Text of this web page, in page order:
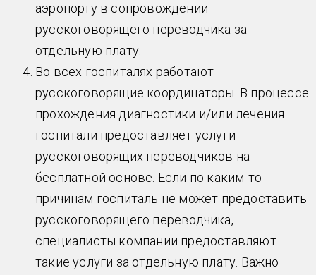
аэропорту в сопровождении
русскоговорящего переводчика за
отдельную плату.
Во всех госпиталях работают
русскоговорящие координаторы. В процессе
прохождения диагностики и/или лечения
госпитали предоставляет услуги
русскоговорящих переводчиков на
бесплатной основе. Если по каким-то
причинам госпиталь не может предоставить
русскоговорящего переводчика,
специалисты компании предоставляют
такие услуги за отдельную плату. Важно